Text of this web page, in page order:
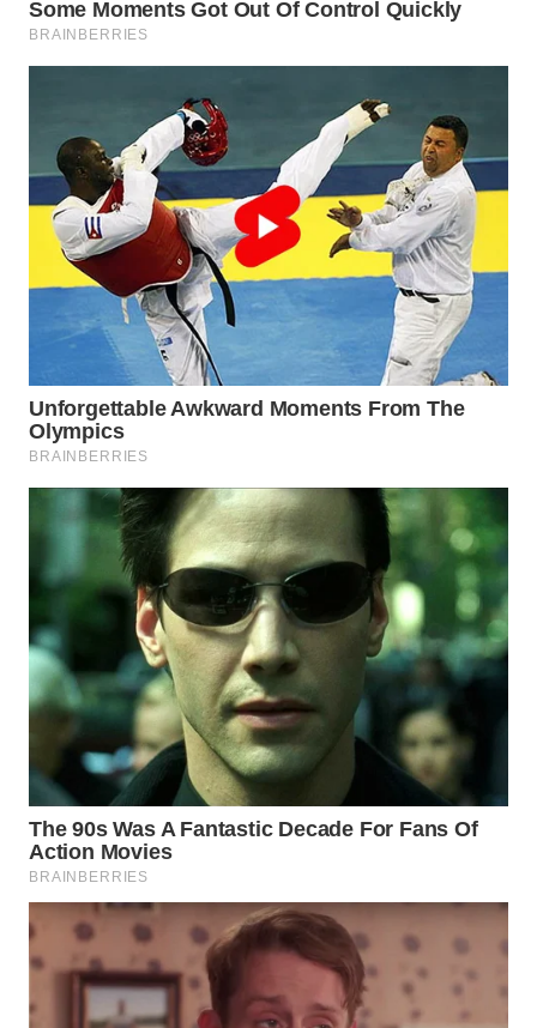
DEPOK
WN
TAPANULI
UTARA
WN
SAMOSIR
WN
LAWAS
WN
CIANJUR
WN
KEPULAUAN
SERIBU
TANGERANG
WN
BINJAI
WN
CIREBON